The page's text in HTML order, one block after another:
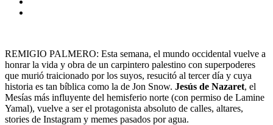
REMIGIO PALMERO: Esta semana, el mundo occidental vuelve a
honrar la vida y obra de un carpintero palestino con superpoderes
que murió traicionado por los suyos, resucitó al tercer día y cuya
historia es tan bíblica como la de Jon Snow. Jesús de Nazaret, el
Mesías más influyente del hemisferio norte (con permiso de Lamine
Yamal), vuelve a ser el protagonista absoluto de calles, altares,
stories de Instagram y memes pasados por agua.